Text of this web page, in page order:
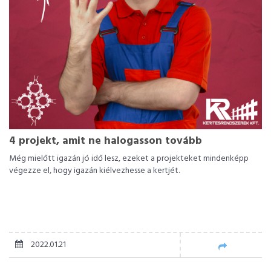
4 projekt, amit ne halogasson tovább
Még mielőtt igazán jó idő lesz, ezeket a projekteket mindenképp
végezze el, hogy igazán kiélvezhesse a kertjét.
2022.01.21